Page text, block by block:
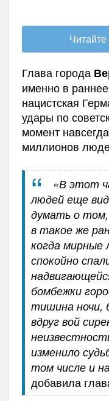
Глава города
именно в
нацистская
удары по
момент
миллионов
«В этот
людей еще
думать о том,
в такое же
когда мирные
спокойно
бомбежки
тишина ночи,
вдруг вой
изменило
том числе и
добавила